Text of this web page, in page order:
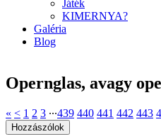
Játék
KIMERNYA?
Galéria
Blog
Opernglas, avagy
« < 1 2 3 ∙∙∙439 440 441 442 443